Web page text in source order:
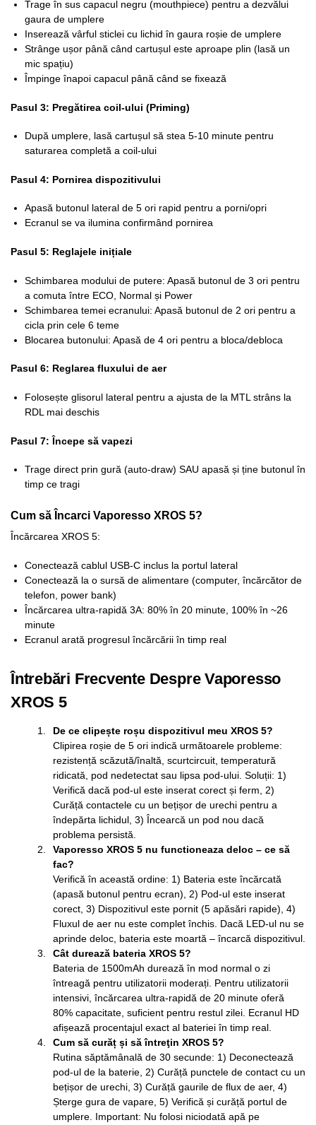
Trage în sus capacul negru (mouthpiece) pentru a dezvălui
gaura de umplere
Inserează vârful sticlei cu lichid în gaura roșie de umplere
Strânge ușor până când cartușul este aproape plin (lasă un
mic spațiu)
Împinge înapoi capacul până când se fixează
Pasul 3: Pregătirea coil-ului (Priming)
După umplere, lasă cartușul să stea 5-10 minute pentru
saturarea completă a coil-ului
Pasul 4: Pornirea dispozitivului
Apasă butonul lateral de 5 ori rapid pentru a porni/opri
Ecranul se va ilumina confirmând pornirea
Pasul 5: Reglajele inițiale
Schimbarea modului de putere: Apasă butonul de 3 ori pentru
a comuta între ECO, Normal și Power
Schimbarea temei ecranului: Apasă butonul de 2 ori pentru a
cicla prin cele 6 teme
Blocarea butonului: Apasă de 4 ori pentru a bloca/debloca
Pasul 6: Reglarea fluxului de aer
Folosește glisorul lateral pentru a ajusta de la MTL strâns la
RDL mai deschis
Pasul 7: Începe să vapezi
Trage direct prin gură (auto-draw) SAU apasă și ține butonul în
timp ce tragi
Cum să Încarci Vaporesso XROS 5?
Încărcarea XROS 5:
Conectează cablul USB-C inclus la portul lateral
Conectează la o sursă de alimentare (computer, încărcător de
telefon, power bank)
Încărcarea ultra-rapidă 3A: 80% în 20 minute, 100% în ~26
minute
Ecranul arată progresul încărcării în timp real
Întrebări Frecvente Despre Vaporesso
XROS 5
De ce clipește roșu dispozitivul meu XROS 5?
Clipirea roșie de 5 ori indică următoarele probleme:
rezistență scăzută/înaltă, scurtcircuit, temperatură
ridicată, pod nedetectat sau lipsa pod-ului. Soluții: 1)
Verifică dacă pod-ul este inserat corect și ferm, 2)
Curăță contactele cu un bețișor de urechi pentru a
îndepărta lichidul, 3) Încearcă un pod nou dacă
problema persistă.
Vaporesso XROS 5 nu functioneaza deloc – ce să
fac?
Verifică în această ordine: 1) Bateria este încărcată
(apasă butonul pentru ecran), 2) Pod-ul este inserat
corect, 3) Dispozitivul este pornit (5 apăsări rapide), 4)
Fluxul de aer nu este complet închis. Dacă LED-ul nu se
aprinde deloc, bateria este moartă – încarcă dispozitivul.
Cât durează bateria XROS 5?
Bateria de 1500mAh durează în mod normal o zi
întreagă pentru utilizatorii moderați. Pentru utilizatorii
intensivi, încărcarea ultra-rapidă de 20 minute oferă
80% capacitate, suficient pentru restul zilei. Ecranul HD
afișează procentajul exact al bateriei în timp real.
Cum să curăț și să întreţin XROS 5?
Rutina săptămânală de 30 secunde: 1) Deconectează
pod-ul de la baterie, 2) Curăță punctele de contact cu un
bețișor de urechi, 3) Curăță gaurile de flux de aer, 4)
Șterge gura de vapare, 5) Verifică și curăță portul de
umplere. Important: Nu folosi niciodată apă pe